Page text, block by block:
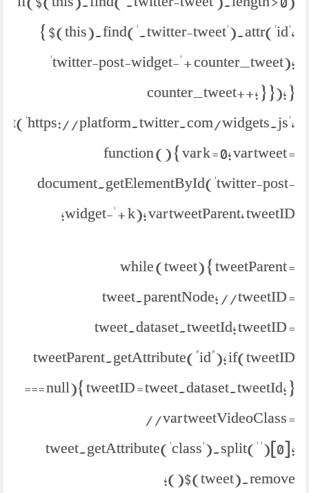
{ $(this).find('.twitter-tweet').attr('id',
'twitter-post-widget-' + counter_tweet);
counter_tweet++; } }); }
platform.twitter.com/widgets.js',
function () { var k = 0; var tweet =
document.getElementById('twitter-post-
widget-' + k); var tweetParent, tweetID;
while (tweet) { tweetParent =
tweet.parentNode; //tweetID =
tweet.dataset.tweetId; tweetID =
tweetParent.getAttribute("id"); if(tweetID
=== null){ tweetID = tweet.dataset.tweetId; }
//var tweetVideoClass =
tweet.getAttribute('class').split(' ')[0];
$(tweet).remove();